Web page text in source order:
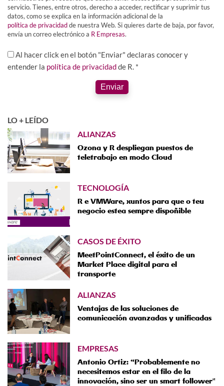
servicio. Tienes, entre otros, derecho a acceder, rectificar y suprimir tus
datos, como se explica en la información adicional de la
política de privacidadde nuestra Web. Si quieres darte de baja, por favor,
envía un correo electrónico a R Empresas.
Al hacer click en el botón "Enviar" declaras conocer y
entender la política de privacidadde R. *
Enviar
LO + LEÍDO
ALIANZAS
Ozona y R despliegan puestos de
teletrabajo en modo Cloud
TECNOLOGÍA
R e VMWare, xuntos para que o teu
negocio estea sempre dispoñible
CASOS DE ÉXITO
MeetPointConnect, el éxito de un
Market Place digital para el
transporte
ALIANZAS
Ventajas de las soluciones de
comunicación avanzadas y unificadas
EMPRESAS
Antonio Ortiz: “Probablemente no
necesitemos estar en el filo de la
innovación, sino ser un smart follower"